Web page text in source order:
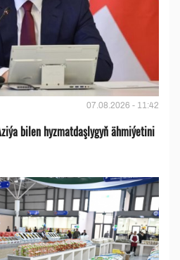
07.08.2026 - 11:42
bilen hyzmatdaşlygyň ähmiýetini